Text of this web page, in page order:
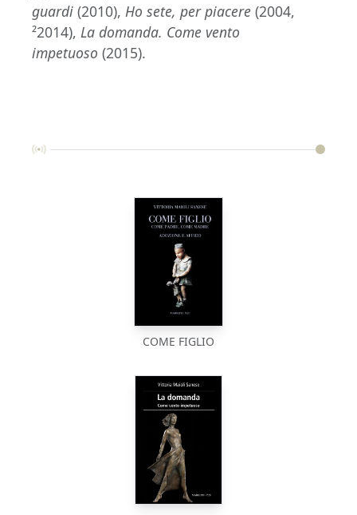
guardi (2010), Ho sete, per piacere (2004,
²2014), La domanda. Come vento
impetuoso (2015).
COME FIGLIO